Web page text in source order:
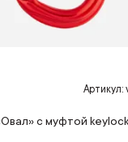
Артикул:
с муфтой keylock